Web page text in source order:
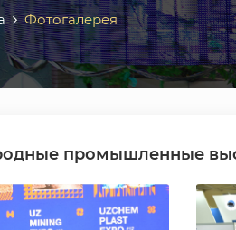
Фотогалерея
промышленные